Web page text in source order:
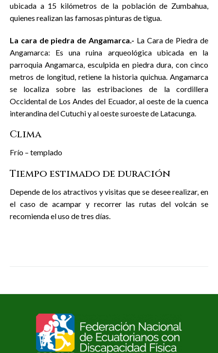
ubicada a 15 kilómetros de la población de Zumbahua,
quienes realizan las famosas pinturas de tigua.
La cara de piedra de Angamarca.- La Cara de Piedra de
Angamarca: Es una ruina arqueológica ubicada en la
parroquia Angamarca, esculpida en piedra dura, con cinco
metros de longitud, retiene la historia quichua. Angamarca
se localiza sobre las estribaciones de la cordillera
Occidental de Los Andes del Ecuador, al oeste de la cuenca
interandina del Cutuchi y al oeste suroeste de Latacunga.
Clima
Frío – templado
Tiempo estimado de duración
Depende de los atractivos y visitas que se desee realizar, en
el caso de acampar y recorrer las rutas del volcán se
recomienda el uso de tres días.